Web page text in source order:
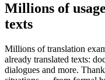
Millions of
texts
Millions of translation
already translated texts:
dialogues and more.